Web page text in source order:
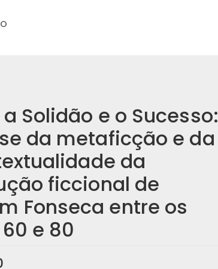
a Solidão e o Sucesso:
da metaficção e da
da
ficcional de
Fonseca entre os
e 80